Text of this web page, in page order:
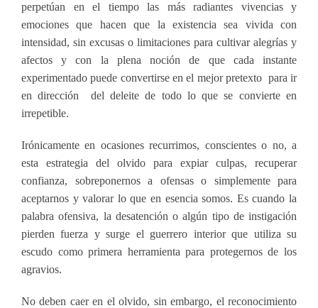
perpetúan en el tiempo las más radiantes vivencias y
emociones que hacen que la existencia sea vivida con
intensidad, sin excusas o limitaciones para cultivar alegrías y
afectos y con la plena noción de que cada instante
experimentado puede convertirse en el mejor pretexto para ir
en dirección del deleite de todo lo que se convierte en
irrepetible.
Irónicamente en ocasiones recurrimos, conscientes o no, a
esta estrategia del olvido para expiar culpas, recuperar
confianza, sobreponernos a ofensas o simplemente para
aceptarnos y valorar lo que en esencia somos. Es cuando la
palabra ofensiva, la desatención o algún tipo de instigación
pierden fuerza y surge el guerrero interior que utiliza su
escudo como primera herramienta para protegernos de los
agravios.
No deben caer en el olvido, sin embargo, el reconocimiento